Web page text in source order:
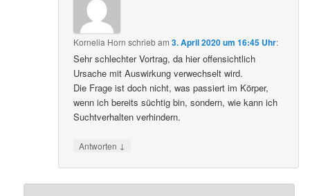
Kornelia Horn schriebam3. April 2020 um 16:45 Uhr:
Sehr schlechter Vortrag, da hier offensichtlich
Ursache mit Auswirkung verwechselt wird.
Die Frage ist doch nicht, was passiert im Körper,
wenn ich bereits süchtig bin, sondern, wie kann ich
Suchtverhalten verhindern.
Antworten ↓